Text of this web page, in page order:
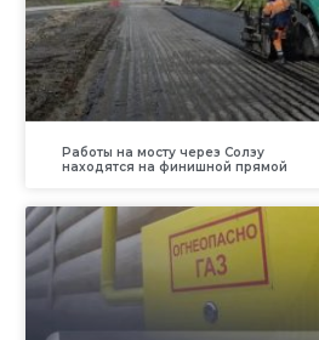
Работы на мосту через Солзу
находятся на финишной прямой